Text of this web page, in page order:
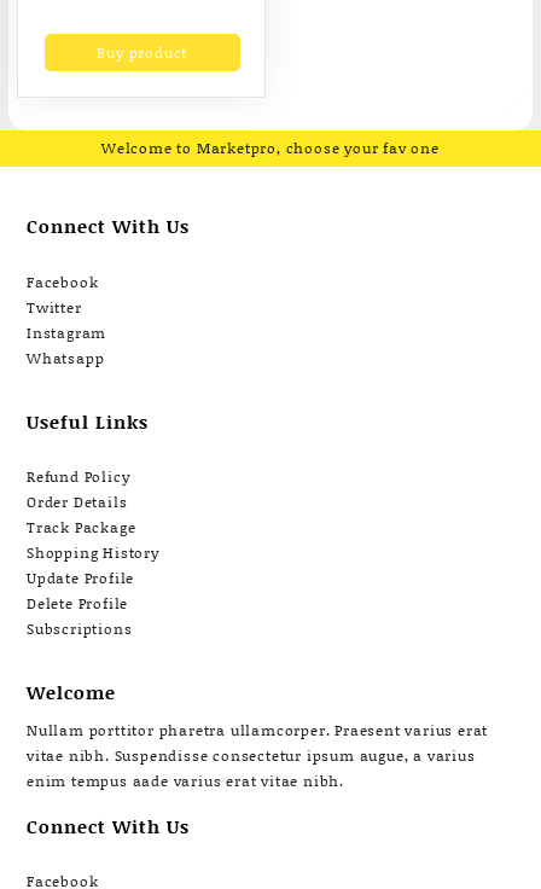
ออกซิเจน โหมดกีฬา
was:
฿4,870.00.
is:
฿2,368.03.Buy product
Welcome to Marketpro, choose your fav one
Connect With Us
Facebook
Twitter
Instagram
Whatsapp
Useful Links
Refund Policy
Order Details
Track Package
Shopping History
Update Profile
Delete Profile
Subscriptions
Welcome
Nullam porttitor pharetra ullamcorper. Praesent varius erat
vitae nibh. Suspendisse consectetur ipsum augue, a varius
enim tempus aade varius erat vitae nibh.
Connect With Us
Facebook